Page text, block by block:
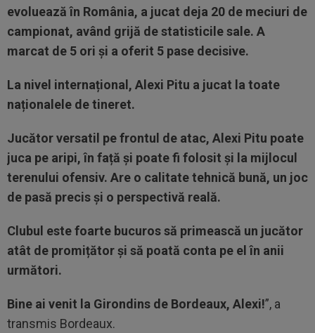
evoluează în România, a jucat deja 20 de meciuri de
campionat, având grijă de statisticile sale. A
marcat de 5 ori și a oferit 5 pase decisive.
La nivel internațional, Alexi Pitu a jucat la toate
naționalele de tineret.
Jucător versatil pe frontul de atac, Alexi Pitu poate
juca pe aripi, în față și poate fi folosit și la mijlocul
terenului ofensiv. Are o calitate tehnică bună, un joc
de pasă precis și o perspectivă reală.
Clubul este foarte bucuros să primească un jucător
atât de promițător și să poată conta pe el în anii
următori.
Bine ai venit la Girondins de Bordeaux, Alexi!”, a
transmis Bordeaux.